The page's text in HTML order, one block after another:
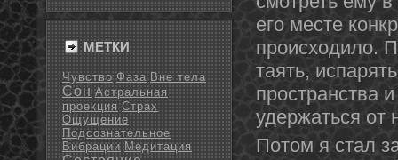
МЕТКИ
Чувство Фаза Вне тела
Сон Астральная
проекция Страх
Ощущение
Подсознательное
Вибрации Медитация
его месте
происходило.
таять,
пространства
удержаться от
Потом я стал